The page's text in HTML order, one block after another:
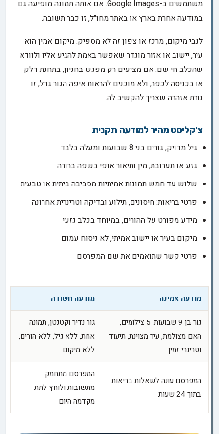
משתמשים ב-Google Images. אם אותה תמונה מופיעה גם
במודעה אחרת בארץ או באתר מחו"ל, זו כבר תשובה.
לגבי מיקום, מרכז או צפון זה לא מספיק. מיקום אמין הוא
עיר, יישוב או אזור מוגדר שאפשר באמת להגיע אליו ולוודא
שהכלב חי שם. אם מציעים רק מפגש בחניון, בתחנת דלק
או בכניסה לכפר, ולא מוכנים להראות איפה הגור גדל, זו
נורת אזהרה שצריך להקשיב לה.
צ'קליסט מהיר למודעה תקנית
גיל מדויק, גורים בני 8 שבועות ומעלה בלבד
גזע או תערובת, מין ותיאור אופי בשפה ברורה
שלוש עד חמש תמונות אמיתיות מסביבה ביתית או טבעית
פרטי בריאות: חיסונים, תילוע ובדיקה וטרינרית אחרונה
מידע מפורט על ההורים, במיוחד בכלב גזעי
מיקום בעיר או יישוב אמיתי, לא ניסוח עמום
פרטי קשר שתואמים את שם המפרסם
מודעה אמינה מודעה חשודה
גור בן 9 שבועות, 5 צילומים,
האם מצולמת, עיר מצוינת, תיעוד
וטרינרי זמין
גור נדיר וקטנטן, תמונה
אחת, ללא גיל, ללא הורים,
ללא מיקום
המפרסם עונה לשאלות בריאות
בתוך 24 שעות
המפרסם מתחמק
מתשובות ולוחץ לתת
מקדמה היום